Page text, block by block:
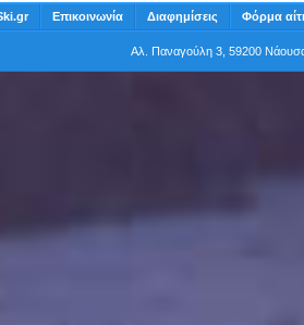
Επικοινωνία Διαφημίσεις Φόρμα
Αλ. Παναγούλη 3, 59200